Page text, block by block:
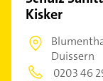
Kisker
Duissern
0203 46